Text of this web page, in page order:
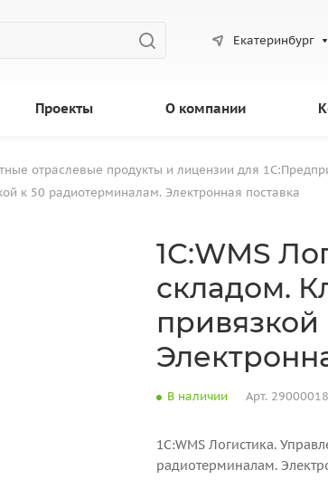
Екатеринбург
Проекты О компании
отраслевые продукты и лицензии для
к 50 радиотерминалам. Электронная поставка
1С:WMS
складом.
В наличии Арт.
1С:WMS Логистика.
радиотерминалам.